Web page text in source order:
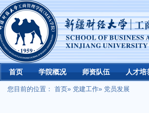
首页 学院概况 师资队伍 人才培
您目前的位置： 首页» 党建工作» 党员发展